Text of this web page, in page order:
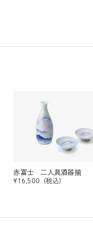
赤富士 二人具酒器揃
¥ 16,500 （税込）